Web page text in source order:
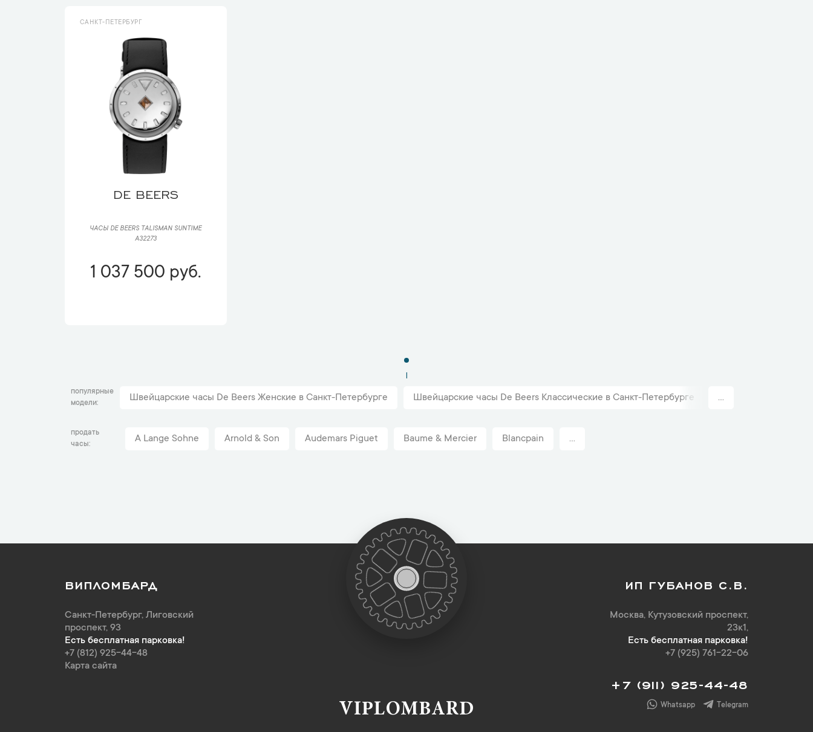
САНКТ-ПЕТЕРБУРГ
DE BEERS
ЧАСЫ DE BEERS TALISMAN SUNTIME
A32273
1 037 500 руб.
1
популярные
модели
Швейцарские часы De Beers Женские в Санкт-Петербурге Швейцарские часы De Beers Классические в Санкт-Петербурге Швейцарские часы
...
продать
часы
A Lange Sohne Arnold & Son Audemars Piguet Baume & Mercier Blancpain ...
ВИПЛОМБАРД
Санкт-Петербург, Лиговский
проспект, 93
Есть бесплатная парковка!
+7 (812) 925-44-48
Карта сайта
ИП ГУБАНОВ С.В.
Москва, Кутузовский проспект,
23к1,
Есть бесплатная парковка!
+7 (925) 761-22-06
+7 (911) 925-44-48
Whatsapp Telegram
VIPLOMBARD